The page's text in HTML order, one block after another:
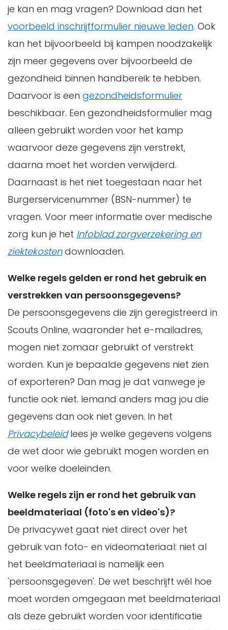
je kan en mag vragen? Download dan het
voorbeeld inschrijfformulier nieuwe leden. Ook
kan het bijvoorbeeld bij kampen noodzakelijk
zijn meer gegevens over bijvoorbeeld de
gezondheid binnen handbereik te hebben.
Daarvoor is een gezondheidsformulier
beschikbaar. Een gezondheidsformulier mag
alleen gebruikt worden voor het kamp
waarvoor deze gegevens zijn verstrekt,
daarna moet het worden verwijderd.
Daarnaast is het niet toegestaan naar het
Burgerservicenummer (BSN-nummer) te
vragen. Voor meer informatie over medische
zorg kun je het Infoblad zorgverzekering en
ziektekostendownloaden.
Welke regels gelden er rond het gebruik en
verstrekken van persoonsgegevens?
De persoonsgegevens die zijn geregistreerd in
Scouts Online, waaronder het e-mailadres,
mogen niet zomaar gebruikt of verstrekt
worden. Kun je bepaalde gegevens niet zien
of exporteren? Dan mag je dat vanwege je
functie ook niet. Iemand anders mag jou die
gegevens dan ook niet geven. In het
Privacybeleidlees je welke gegevens volgens
de wet door wie gebruikt mogen worden en
voor welke doeleinden.
Welke regels zijn er rond het gebruik van
beeldmateriaal (foto's en video's)?
De privacywet gaat niet direct over het
gebruik van foto- en videomateriaal: niet al
het beeldmateriaal is namelijk een
'persoonsgegeven'. De wet beschrijft wél hoe
moet worden omgegaan met beeldmateriaal
als deze gebruikt worden voor identificatie